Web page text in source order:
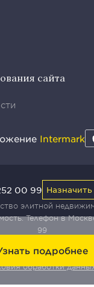
подробнее
сайта
Intermark
элитной
Телефон в
99
сервиса
обработки
00 99